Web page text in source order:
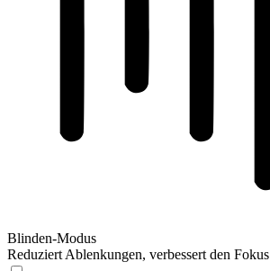
Blinden-Modus
Reduziert Ablenkungen, verbessert den Fokus